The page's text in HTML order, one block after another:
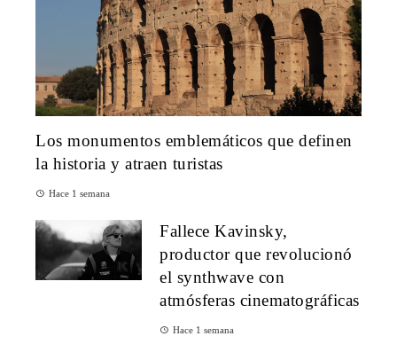
Los monumentos emblemáticos que definen
la historia y atraen turistas
Hace 1 semana
Fallece Kavinsky,
productor que revolucionó
el synthwave con
atmósferas cinematográficas
Hace 1 semana